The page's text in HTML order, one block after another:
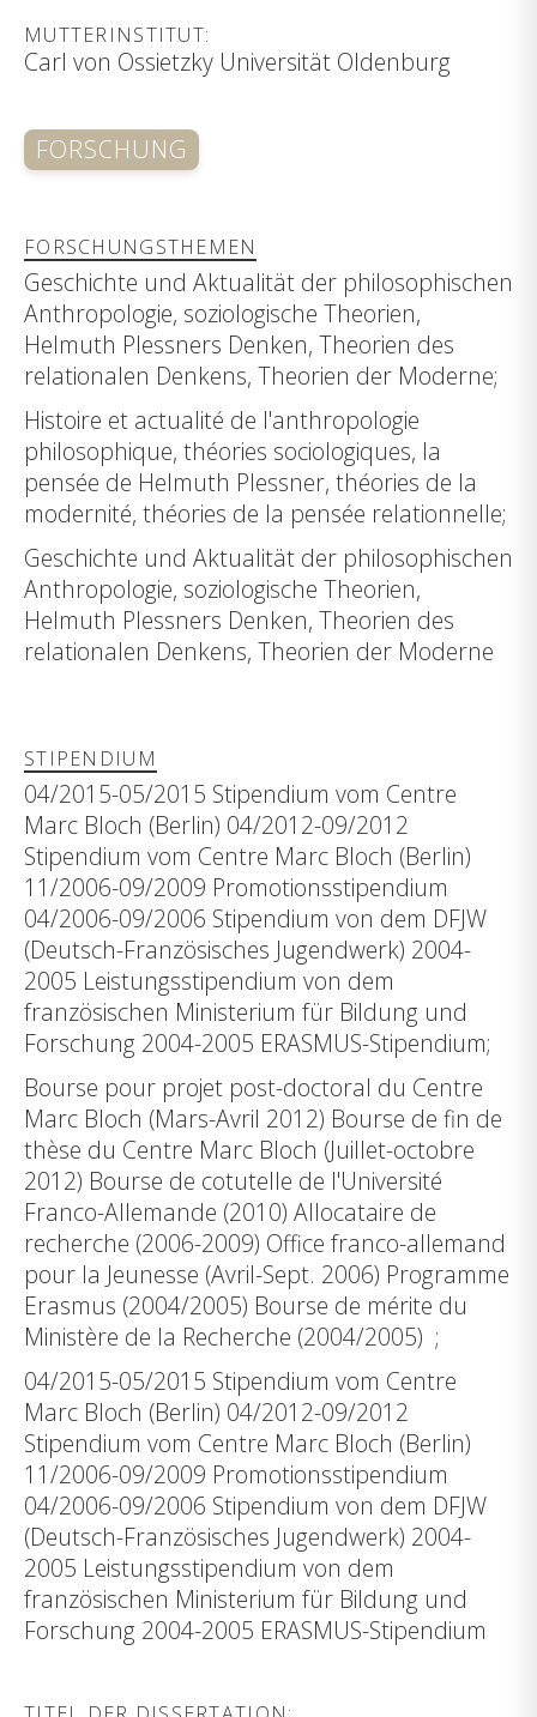
MUTTERINSTITUT:
Carl von Ossietzky Universität Oldenburg
FORSCHUNG
FORSCHUNGSTHEMEN
Geschichte und Aktualität der philosophischen
Anthropologie, soziologische Theorien,
Helmuth Plessners Denken, Theorien des
relationalen Denkens, Theorien der Moderne;
Histoire et actualité de l'anthropologie
philosophique, théories sociologiques, la
pensée de Helmuth Plessner, théories de la
modernité, théories de la pensée relationnelle;
Geschichte und Aktualität der philosophischen
Anthropologie, soziologische Theorien,
Helmuth Plessners Denken, Theorien des
relationalen Denkens, Theorien der Moderne
STIPENDIUM
04/2015-05/2015 Stipendium vom Centre
Marc Bloch (Berlin) 04/2012-09/2012
Stipendium vom Centre Marc Bloch (Berlin)
11/2006-09/2009 Promotionsstipendium
04/2006-09/2006 Stipendium von dem DFJW
(Deutsch-Französisches Jugendwerk) 2004-
2005 Leistungsstipendium von dem
französischen Ministerium für Bildung und
Forschung 2004-2005 ERASMUS-Stipendium;
Bourse pour projet post-doctoral du Centre
Marc Bloch (Mars-Avril 2012) Bourse de fin de
thèse du Centre Marc Bloch (Juillet-octobre
2012) Bourse de cotutelle de l'Université
Franco-Allemande (2010) Allocataire de
recherche (2006-2009) Office franco-allemand
pour la Jeunesse (Avril-Sept. 2006) Programme
Erasmus (2004/2005) Bourse de mérite du
Ministère de la Recherche (2004/2005) ;
04/2015-05/2015 Stipendium vom Centre
Marc Bloch (Berlin) 04/2012-09/2012
Stipendium vom Centre Marc Bloch (Berlin)
11/2006-09/2009 Promotionsstipendium
04/2006-09/2006 Stipendium von dem DFJW
(Deutsch-Französisches Jugendwerk) 2004-
2005 Leistungsstipendium von dem
französischen Ministerium für Bildung und
Forschung 2004-2005 ERASMUS-Stipendium